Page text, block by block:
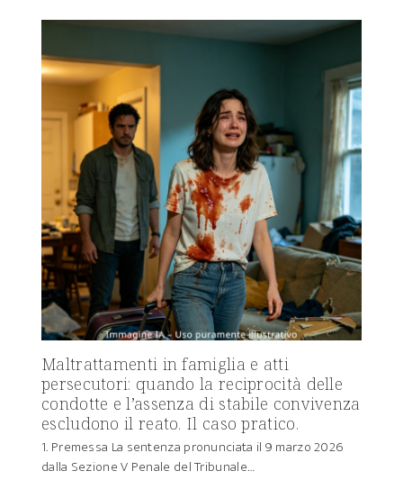
Maltrattamenti in famiglia e atti
persecutori: quando la reciprocità delle
condotte e l’assenza di stabile convivenza
escludono il reato. Il caso pratico.
1. Premessa La sentenza pronunciata il 9 marzo 2026
dalla Sezione V Penale del Tribunale…